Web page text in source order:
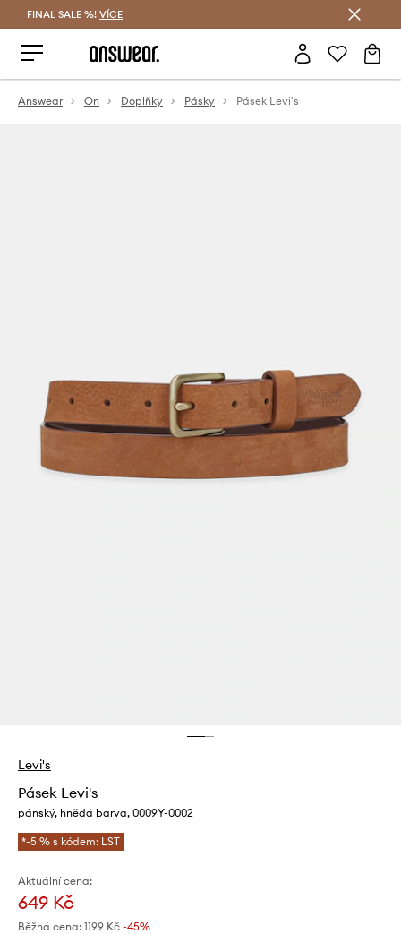
FINAL SALE %! VÍCE
Answear On Doplňky Pásky Pásek Levi's
Levi's
Pásek Levi's
pánský, hnědá barva, 0009Y-0002
*-5 % s kódem: LST
Aktuální cena:
649 Kč
Běžná cena: 1199 Kč -45%